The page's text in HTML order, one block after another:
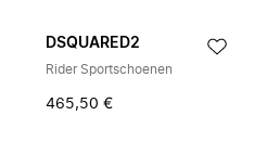
DSQUARED2
Rider Sportschoenen
465,50 €